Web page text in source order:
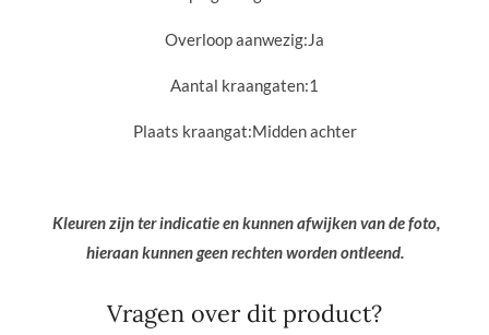
Overloop aanwezig:Ja
Aantal kraangaten:1
Plaats kraangat:Midden achter
Kleuren zijn ter indicatie en kunnen afwijken van de foto,
hieraan kunnen geen rechten worden ontleend.
Vragen over dit product?